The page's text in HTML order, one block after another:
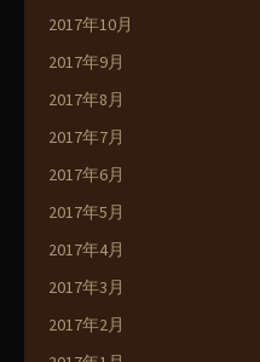
2017年10月
2017年9月
2017年8月
2017年7月
2017年6月
2017年5月
2017年4月
2017年3月
2017年2月